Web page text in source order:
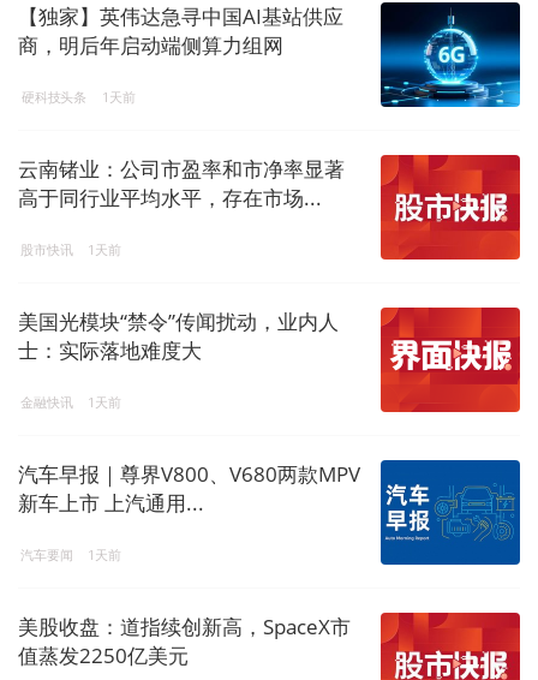
【独家】英伟达急寻中国AI基站供应
商，明后年启动端侧算力组网
硬科技头条 1天前
云南锗业：公司市盈率和市净率显著
高于同行业平均水平，存在市场...
股市快讯 1天前
美国光模块“禁令”传闻扰动，业内人
士：实际落地难度大
金融快讯 1天前
汽车早报｜尊界V800、V680两款MPV
新车上市 上汽通用...
汽车要闻 1天前
美股收盘：道指续创新高，SpaceX市
值蒸发2250亿美元